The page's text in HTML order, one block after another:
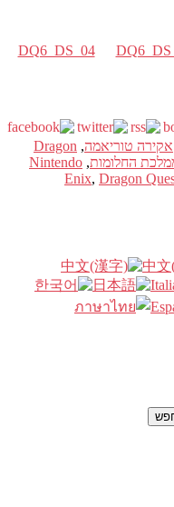
DQ6_DS_04
אקירה טוריאמה,
Dragon
החלומות,
Nintendo
, Dragon